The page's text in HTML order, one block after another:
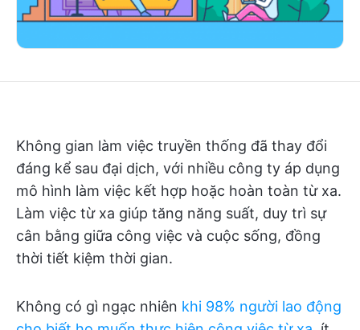
Không gian làm việc truyền thống đã thay đổi
đáng kể sau đại dịch, với nhiều công ty áp dụng
mô hình làm việc kết hợp hoặc hoàn toàn từ xa.
Làm việc từ xa giúp tăng năng suất, duy trì sự
cân bằng giữa công việc và cuộc sống, đồng
thời tiết kiệm thời gian.
Không có gì ngạc nhiên khi 98% người lao động